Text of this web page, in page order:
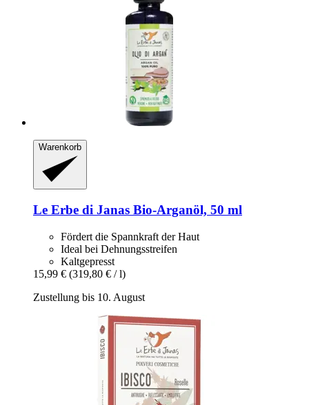
Warenkorb
Le Erbe di Janas Bio-​Arganöl, 50 ml
Fördert die Spannkraft der Haut
Ideal bei Dehnungsstreifen
Kaltgepresst
15,99 € (319,80 € / l)
Zustellung bis 10. August